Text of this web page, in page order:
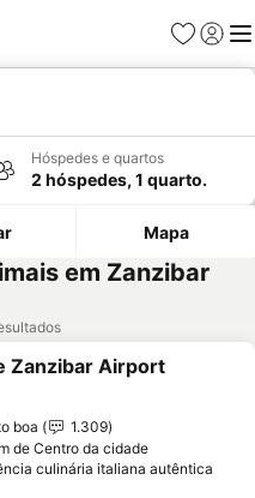
Favoritos
Iniciar
Hóspedes e quartos
2 hóspedes, 1 quarto.
Mapa
em Zanzibar
aos favoritos
Zanzibar Airport
boa
1.309
de Centro da cidade
culinária italiana autêntica